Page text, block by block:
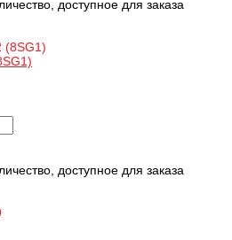
доступное для заказа
доступное для заказа